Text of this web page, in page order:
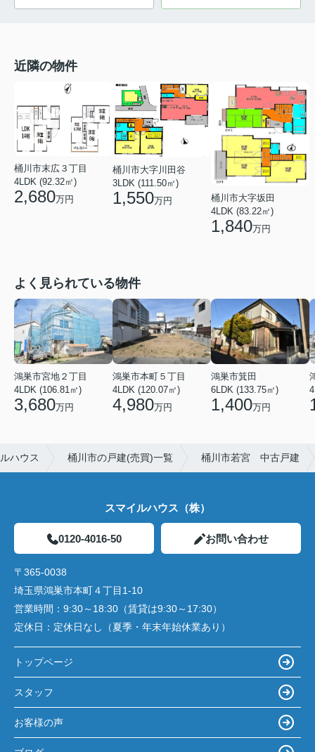
近隣の物件
桶川市末広３丁目
4LDK (92.32㎡)
2,680万円
桶川市大字川田谷
3LDK (111.50㎡)
1,550万円
桶川市大字坂田
4LDK (83.22㎡)
1,840万円
よく見られている物件
鴻巣市宮地２丁目
4LDK (106.81㎡)
3,680万円
鴻巣市本町５丁目
4LDK (120.07㎡)
4,980万円
鴻巣市箕田
6LDK (133.75㎡)
1,400万円
ハウス 桶川市の戸建(売買)一覧 桶川市若宮 中古戸建
スマイルハウス（株）
0120-4016-50 お問い合わせ
〒365-0038
埼玉県鴻巣市本町４丁目1-10
営業時間： 9:30～18:30（賃貸は9:30～17:30）
定休日： 定休日なし（夏季・年末年始休業あり）
トップページ
スタッフ
お客様の声